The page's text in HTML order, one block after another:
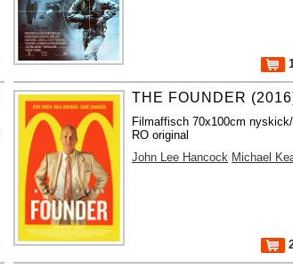
THE FOUNDER
Filmaffisch 70x100cm
RO original
John Lee Hancock Michael